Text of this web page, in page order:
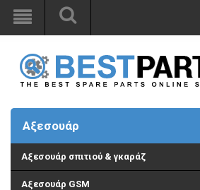
Αξεσουάρ
Aξεσουάρ σπιτιού & γκαράζ
Αξεσουάρ GSM